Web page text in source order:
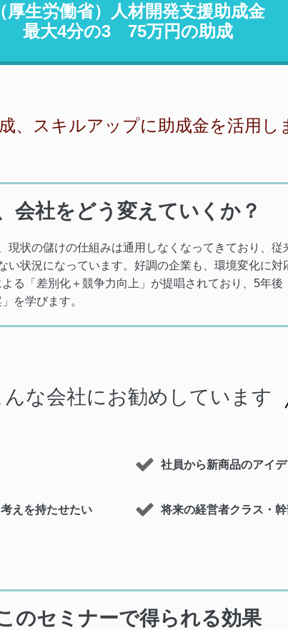
（厚生労働省）人材開発支援助成金
最大4分の3 75万円の助成
、スキルアップに助成金を活用し
会社をどう変えていくか？
現状の儲けの仕組みは通用しなくなってきており、従
い状況になっています。好調の企業も、環境変化に対
よる「差別化＋競争力向上」が提唱されており、5年後
を学びます。
んな会社にお勧めしています
社員から新商品のアイ
えを持たせたい 将来の経営者クラス・
のセミナーで得られる効果